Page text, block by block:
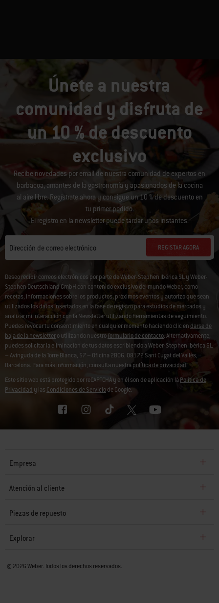
Únete a nuestra
comunidad y disfruta de
un 10 % de descuento
exclusivo
Recibe novedades por email de nuestra comunidad de expertos en
barbacoa, amantes de la gastronomía y apasionados de la cocina
al aire libre. Regístrate ahora y consigue un 10 % de descuento en
tu primer pedido.
El registro en la newsletter puede tardar unos instantes.
Dirección de correo electrónico REGISTAR AGORA
Deseo recibir correos electrónicos por parte de Weber-Stephen Ibérica SL y Weber-
Stephen Deutschland GmbH con contenido exclusivo del mundo Weber, como
recetas, informaciones sobre los productos, próximos eventos y autorizo que sean
utilizados los datos insertados en la fase de registro para estudios de mercados y
analizar mi interacción con la Newsletter utilizando herramientas de seguimiento.
Puedes revocar tu consentimiento en cualquier momento haciendo clic en darse de
baja de la newslettero utilizando nuestroformulario de contacto. Alternativamente,
puedes solicitar la eliminación de tus datos escribiendo a Weber-Stephen Ibérica SL
– Avinguda de la Torre Blanca, 57 – Oficina 2B06, 08172 Sant Cugat del Vallès,
Barcelona. Para más información, consulta nuestra política de privacidad.
Este sitio web está protegido por reCAPTCHA y en él son de aplicación laPolítica de
Privacidad y las Condiciones de Serviciode Google.
Empresa
Atención al cliente
Piezas de repuesto
Explorar
© 2026 Weber. Todos los derechos reservados.